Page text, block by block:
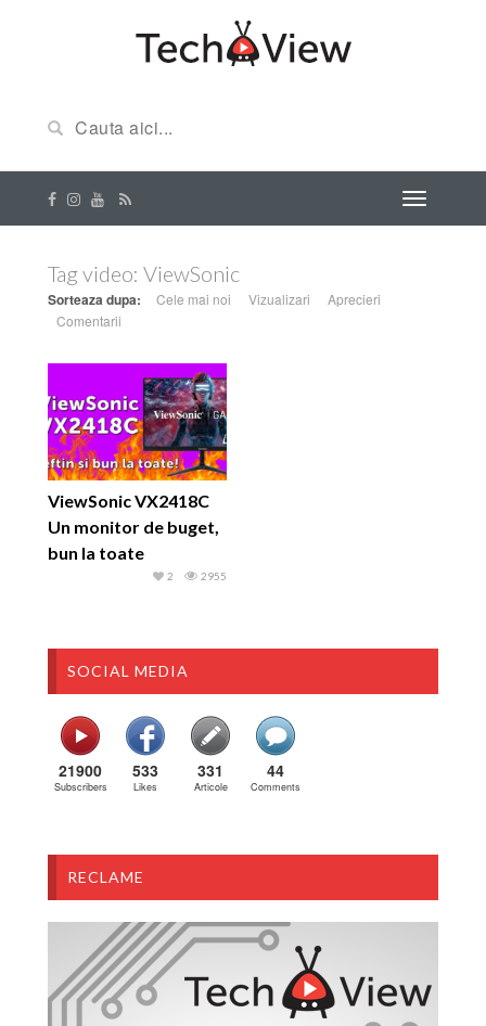
Tag video: ViewSonic
Sorteaza dupa: Cele mai noi Vizualizari
Aprecieri
Comentarii
ViewSonic VX2418C
Un monitor de buget,
bun la toate
2955
2
SOCIAL MEDIA
21900
Subscribers
533
Likes
331
Articole
44
Comments
RECLAME